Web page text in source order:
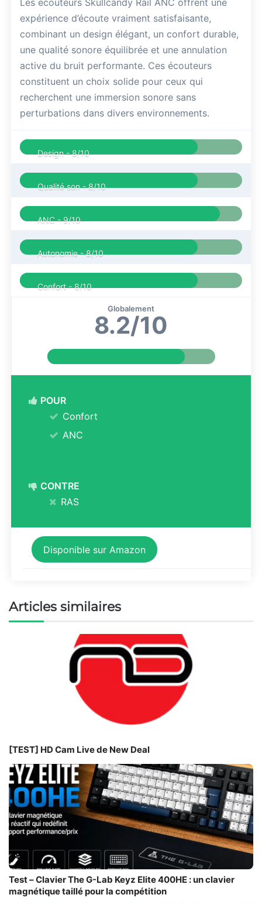
Les écouteurs Skullcandy Rail ANC offrent une
expérience d’écoute vraiment satisfaisante,
combinant un design élégant, un confort durable,
une qualité sonore équilibrée et une annulation
active du bruit performante. Ces écouteurs
constituent un choix solide pour ceux qui
recherchent une immersion sonore sans
perturbations dans divers environnements.
Design - 8/10
Qualité son - 8/10
ANC - 9/10
Autonomie - 8/10
Confort - 8/10
Globalement
8.2/10
POUR
Confort
ANC
CONTRE
RAS
Disponible sur Amazon
Articles similaires
[TEST] HD Cam Live de New Deal
Test – Clavier The G-Lab Keyz Elite 400HE : un clavier
magnétique taillé pour la compétition